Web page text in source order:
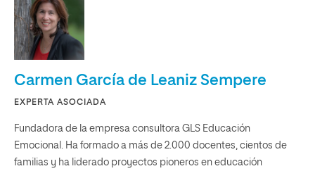
Carmen García de Leaniz Sempere
EXPERTA ASOCIADA
Fundadora de la empresa consultora GLS Educación
Emocional. Ha formado a más de 2.000 docentes, cientos de
familias y ha liderado proyectos pioneros en educación